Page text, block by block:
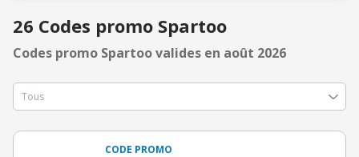
26 Codes promo Spartoo
Codes promo Spartoo valides en août 2026
CODE PROMO